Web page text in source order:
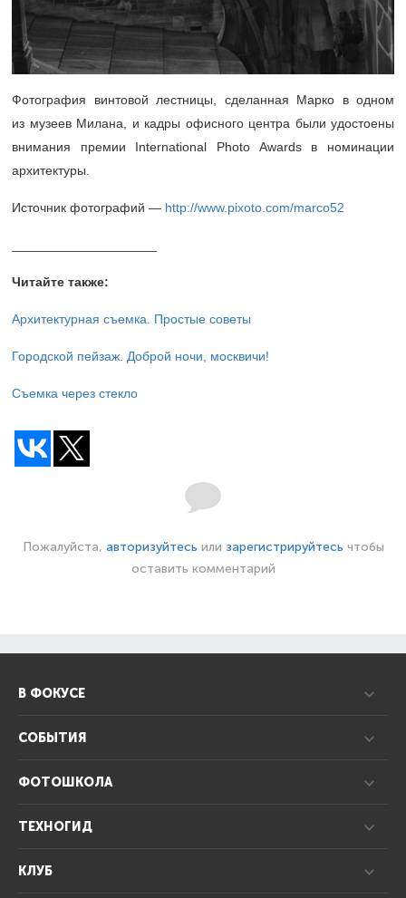
Фотография винтовой лестницы, сделанная Марко в одном
из музеев Милана, и кадры офисного центра были удостоены
внимания премии International Photo Awards в номинации
архитектуры.
Источник фотографий — http://www.pixoto.com/marco52
Читайте также:
Архитектурная съемка. Простые советы
Городской пейзаж. Доброй ночи, москвичи!
Съемка через стекло
Пожалуйста, авторизуйтесь или зарегистрируйтесь чтобы
оставить комментарий
В ФОКУСЕ
СОБЫТИЯ
ФОТОШКОЛА
ТЕХНОГИД
КЛУБ